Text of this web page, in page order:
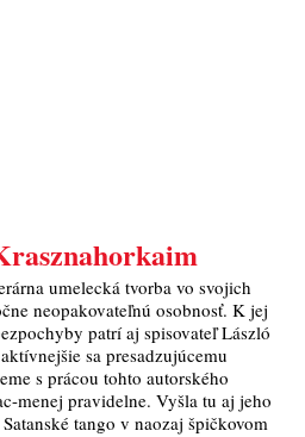
umelecká tvorba vo svojich
neopakovateľnú osobnosť. K jej
patrí aj spisovateľ László
sa presadzujúcemu
s prácou tohto autorského
menej pravidelne. Vyšla tu aj jeho
tango v naozaj špičkovom